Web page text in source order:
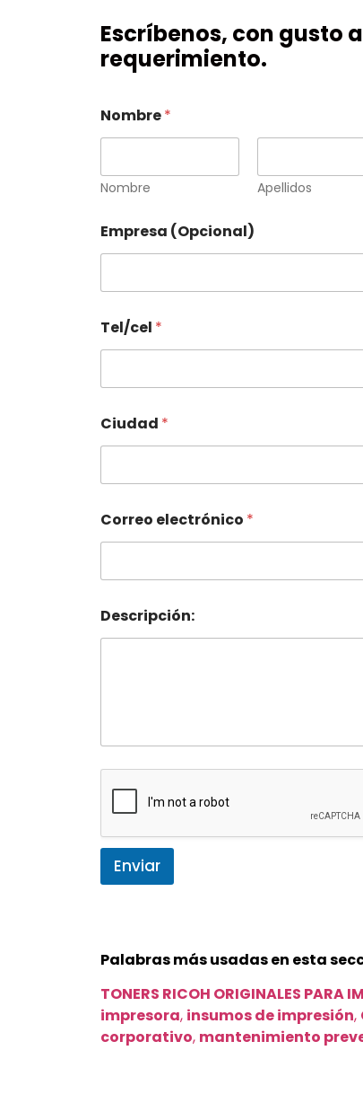
Escríbenos, con gusto
requerimiento.
Nombre*
Nombre Apellidos
Empresa (Opcional)
Tel/cel *
Ciudad *
Correo electrónico *
Descripción:
Enviar
Palabras más usadas en esta
TONERS RICOH ORIGINALES PARA
impresora, insumos de impresión,
corporativo, mantenimiento